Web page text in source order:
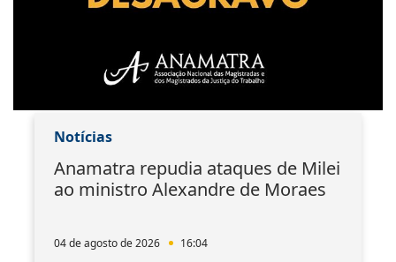
Notícias
Anamatra repudia ataques de Milei
ao ministro Alexandre de Moraes
04 de agosto de 2026 16:04